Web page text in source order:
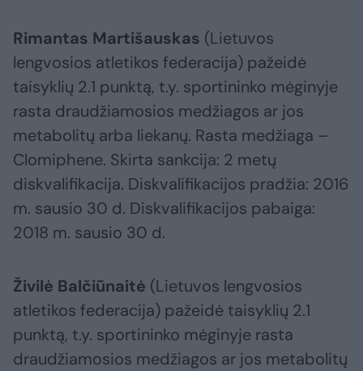
Rimantas Martišauskas (Lietuvos
lengvosios atletikos federacija) pažeidė
taisyklių 2.1 punktą, t.y. sportininko mėginyje
rasta draudžiamosios medžiagos ar jos
metabolitų arba liekanų. Rasta medžiaga –
Clomiphene. Skirta sankcija: 2 metų
diskvalifikacija. Diskvalifikacijos pradžia: 2016
m. sausio 30 d. Diskvalifikacijos pabaiga:
2018 m. sausio 30 d.
Živilė Balčiūnaitė (Lietuvos lengvosios
atletikos federacija) pažeidė taisyklių 2.1
punktą, t.y. sportininko mėginyje rasta
draudžiamosios medžiagos ar jos metabolitų